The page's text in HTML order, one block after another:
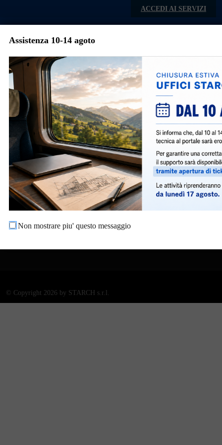
ACCEDI AI SERVIZI
Menu
Comune di Rogno
Indirizzo:
Piazza Druso, 5
P.IVA:00500290168
Telefono: 035.967013
PEC:
comune.rogno@pec.comune.ro
© Copyright 2026 by STARCH s.r.l.
Assistenza 10-14 agoto
Non mostrare piu' questo messaggio